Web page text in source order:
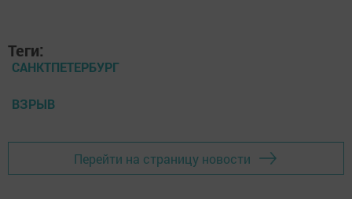
Теги:
САНКТПЕТЕРБУРГ
ВЗРЫВ
Перейти на страницу новости